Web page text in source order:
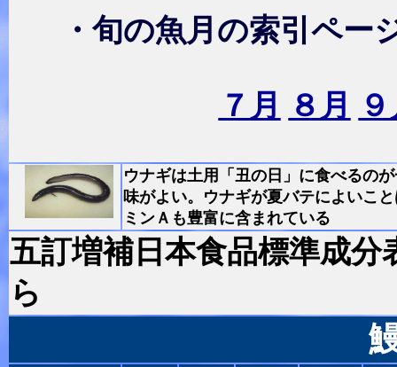
・旬の魚月の索引ペー
７月 ８月
ウナギは土用「丑の日」に食べるの
味がよい。ウナギが夏バテによいこ
ミンＡも豊富に含まれている
五訂増補日本食品標準成
ら